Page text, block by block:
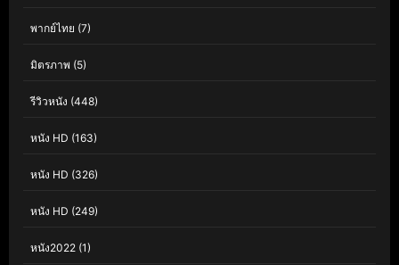
พากย์ไทย (7)
มิตรภาพ (5)
รีวิวหนัง (448)
หนัง HD (163)
หนัง HD (326)
หนัง HD (249)
หนัง2022 (1)